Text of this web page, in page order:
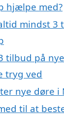
hjælpe med?
mindst 3
tilbud på
tryg ved
nye døre i
til at